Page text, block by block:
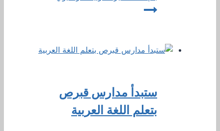
ستبدأ مدارس قبرص
بتعلم اللغة العربية